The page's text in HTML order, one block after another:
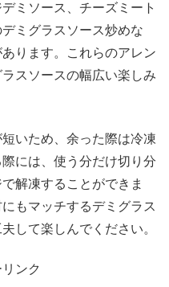
ミソース、チーズミート
ミグラスソース炒めな
ります。これらのアレン
スソースの幅広い楽しみ
いため、余った際は冷凍
には、使う分だけ切り分
解凍することができま
もマッチするデミグラス
して楽しんでください。
ンク